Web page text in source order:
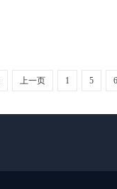
上一页 1 5 6